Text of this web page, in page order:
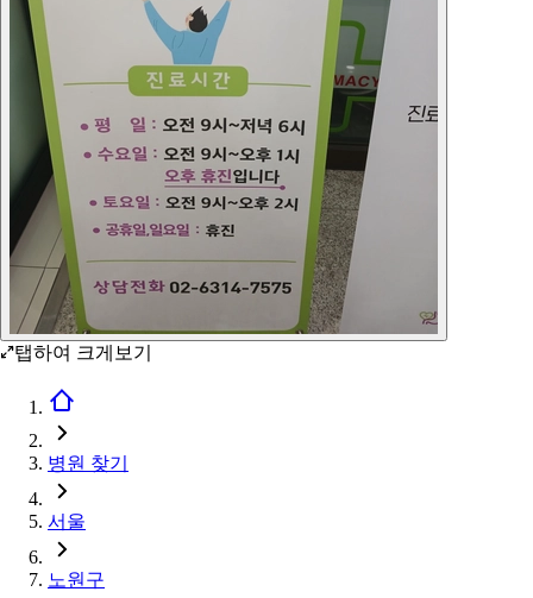
탭하여 크게보기
병원 찾기
서울
노원구